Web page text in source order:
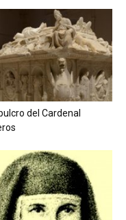
del Cardenal